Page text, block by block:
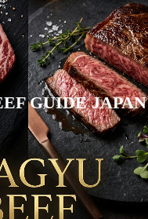
GUIDE JAPAN